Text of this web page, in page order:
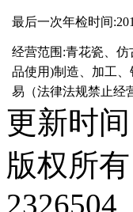
最后一次年检时间
经营范围 :青花瓷、仿
品使用)制造、加工
易（法律法规禁止经
更新时
版权所
2326504